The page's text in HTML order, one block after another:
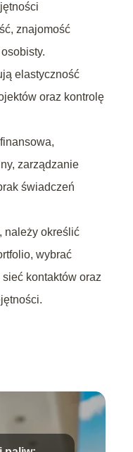
znajomość
elastyczność
oraz kontrolę
zarządzanie
świadczeń
należy określić
wybrać
kontaktów oraz